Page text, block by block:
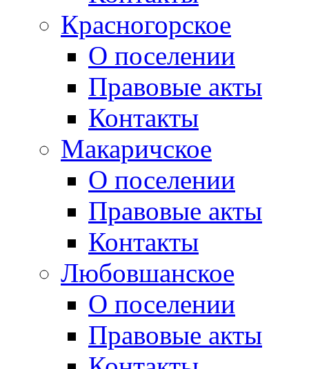
Красногорское
О поселении
Правовые акты
Контакты
Макаричское
О поселении
Правовые акты
Контакты
Любовшанское
О поселении
Правовые акты